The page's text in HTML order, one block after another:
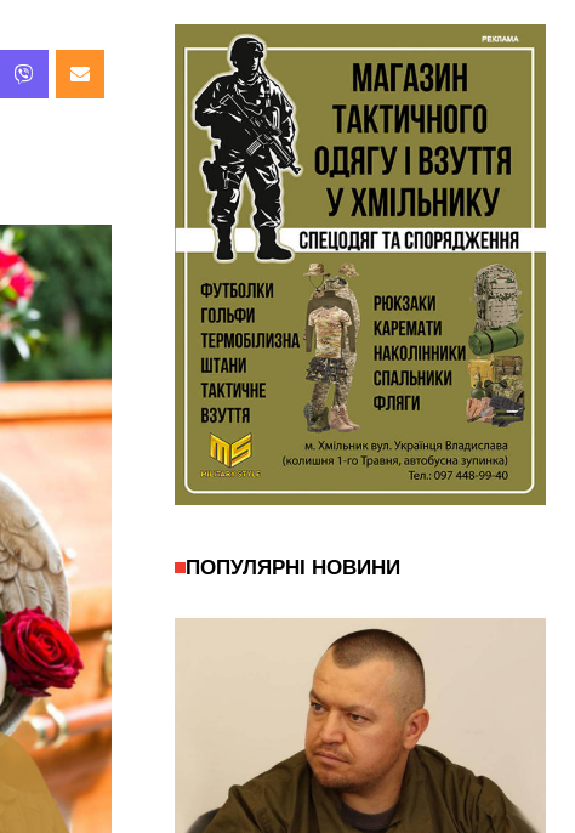
ПОПУЛЯРНІ НОВИНИ